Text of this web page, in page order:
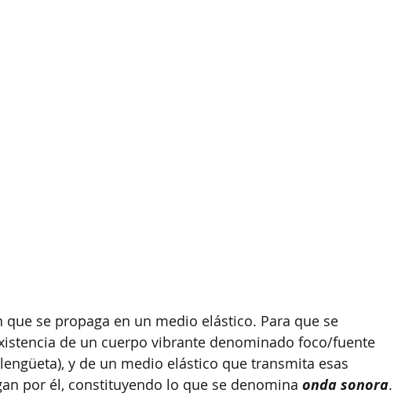
que se propaga en un medio elástico. Para que se
de un cuerpo vibrante denominado foco/fuente
y de un medio elástico que transmita esas
por él, constituyendo lo que se denomina onda sonora.